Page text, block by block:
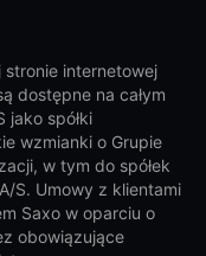
internetowej
dostępne na całym
jako spółki
wzmianki o Grupie
w tym do spółek
S. Umowy z klientami
Saxo w oparciu o
obowiązujące